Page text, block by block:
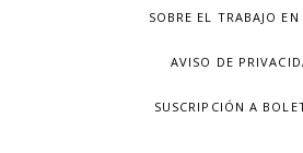
SOBRE EL TRABAJO
AVISO DE
SUSCRIPCIÓN A